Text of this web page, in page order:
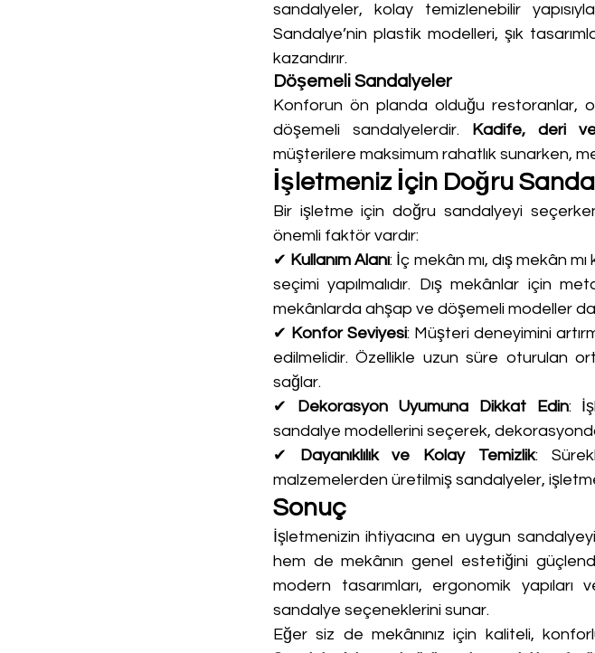
sandalyeler, kolay temizlenebilir
Sandalye’nin plastik modelleri, şık
kazandırır.
Döşemeli Sandalyeler
Konforun ön planda olduğu restoranlar,
döşemeli sandalyelerdir.
Kadife, deri
müşterilere maksimum rahatlık sunarken,
İşletmeniz İçin Doğru
Bir işletme için doğru sandalyeyi
önemli faktör vardır:
✔ Kullanım Alanı: İç mekân mı, dış mekân
seçimi yapılmalıdır. Dış mekânlar için
mekânlarda ahşap ve döşemeli modeller
✔ Konfor Seviyesi: Müşteri deneyimini
edilmelidir. Özellikle uzun süre oturulan
sağlar.
✔
Dekorasyon Uyumuna Dikkat Edin:
sandalye modellerini seçerek,
✔
Dayanıklılık ve Kolay Temizlik:
malzemelerden üretilmiş sandalyeler,
Sonuç
İşletmenizin ihtiyacına en uygun
hem de mekânın genel estetiğini
modern tasarımları, ergonomik yapıları
sandalye seçeneklerini sunar.
Eğer siz de mekânınız için kaliteli,